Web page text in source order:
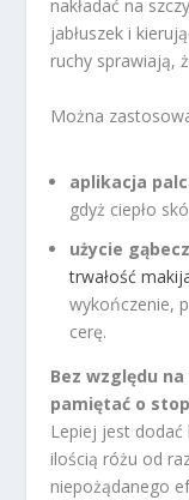
nakładać na
jabłuszek i
ruchy sprawiają,
Można
aplikacja
gdyż ciepło
użycie
trwałość
wykończenie,
cerę.
Bez względu
pamiętać o
Lepiej jest
ilością różu od
niepożądanego